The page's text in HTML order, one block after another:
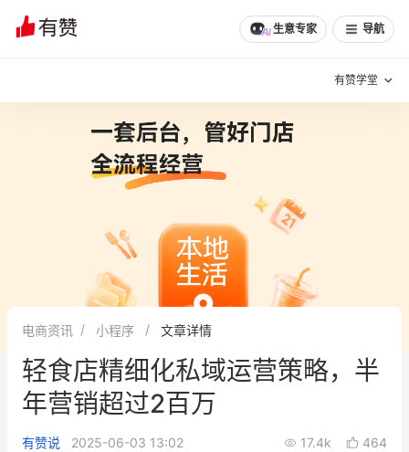
生意专家 导航
有赞学堂
增长方法
有赞专家说
新零售最佳实践
面对面聊增长
新零售大会
文章 问诊 分享
电商资讯 小程序 文章详情
轻食店精细化私域运营策略，半
年营销超过2百万
有赞说 2025-06-03 13:02 17.4k 464